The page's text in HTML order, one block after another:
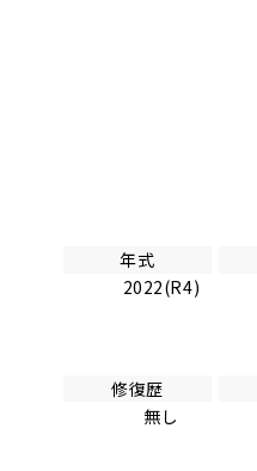
年式
2022(R4)
修復歴
無し